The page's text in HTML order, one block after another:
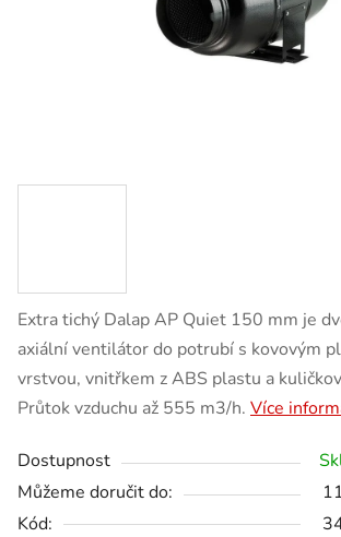
Extra tichý Dalap AP Quiet 150 mm je
axiální ventilátor do potrubí s kovovým
vrstvou, vnitřkem z ABS plastu a
Průtok vzduchu až 555 m3/h. Více
Dostupnost
Můžeme doručit do:
Kód: